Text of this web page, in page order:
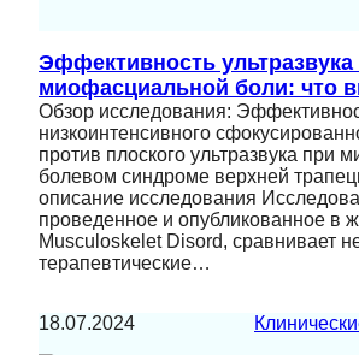
Эффективность ультразвука
миофасциальной боли: что
Обзор исследования:
низкоинтенсивного
против плоского ультразвука при
болевом синдроме верхней
описание исследования
проведенное и опубликованное в
Musculoskelet Disord, сравнивает
терапевтические…
18.07.2024